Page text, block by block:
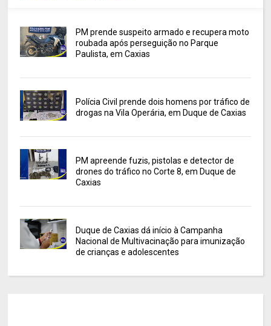
PM prende suspeito armado e recupera moto
roubada após perseguição no Parque
Paulista, em Caxias
Polícia Civil prende dois homens por tráfico de
drogas na Vila Operária, em Duque de Caxias
PM apreende fuzis, pistolas e detector de
drones do tráfico no Corte 8, em Duque de
Caxias
Duque de Caxias dá início à Campanha
Nacional de Multivacinação para imunização
de crianças e adolescentes